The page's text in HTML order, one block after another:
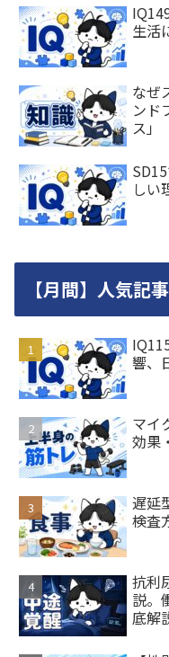
生活
なぜ
ンド
ス」
しい
【月間】人気記事
響、
マイ
効果
遅延
検査
抗利
説。
底解